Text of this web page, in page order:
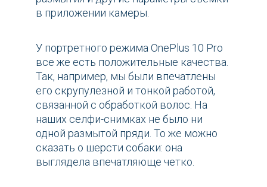
в приложении камеры.
У портретного режима OnePlus 10 Pro
все же есть положительные качества.
Так, например, мы были впечатлены
его скрупулезной и тонкой работой,
связанной с обработкой волос. На
наших селфи-снимках не было ни
одной размытой пряди. То же можно
сказать о шерсти собаки: она
выглядела впечатляюще четко.